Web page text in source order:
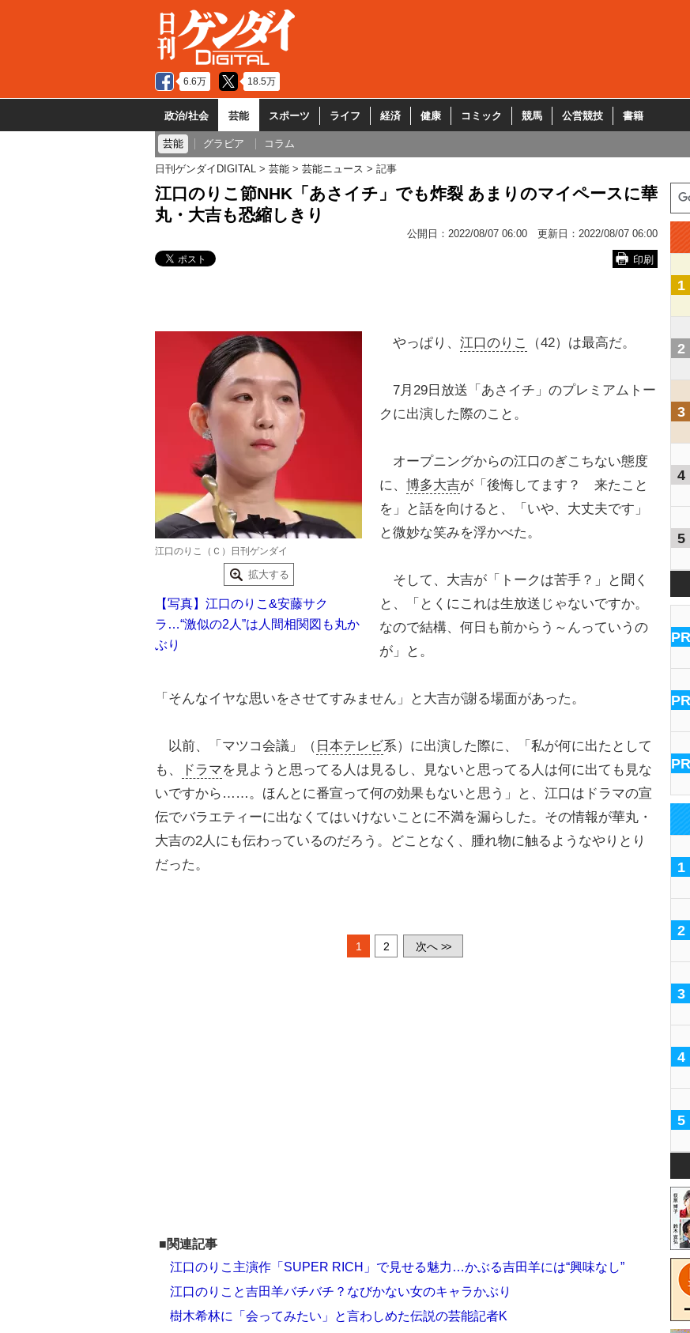
6.6万 18.5万
政治/社会 芸能 スポーツ ライフ 経済 健康 コミック 競馬 公営競技 書籍
芸能 グラビア コラム
日刊ゲンダイDIGITAL 芸能 芸能ニュース 記事
江口のりこ節NHK「あさイチ」でも炸裂 あまりのマイペースに華
丸・大吉も恐縮しきり
公開日： 2022/08/07 06:00 更新日： 2022/08/07 06:00
印刷
江口のりこ（Ｃ）日刊ゲンダイ
拡大する
【写真】江口のりこ&安藤サク
ラ…“激似の2人”は人間相関図も丸か
ぶり
やっぱり、 江口のりこ （42）は最高だ。
7月29日放送「あさイチ」のプレミアムトー
クに出演した際のこと。
オープニングからの江口のぎこちない態度
に、 博多大吉が「後悔してます？ 来たこと
を」と話を向けると、「いや、大丈夫です」
と微妙な笑みを浮かべた。
そして、大吉が「トークは苦手？」と聞く
と、「とくにこれは生放送じゃないですか。
なので結構、何日も前からう～んっていうの
が」と。
「そんなイヤな思いをさせてすみません」と大吉が謝る場面があった。
以前、「マツコ会議」（ 日本テレビ系）に出演した際に、「私が何に出たとして
も、
ドラマを見ようと思ってる人は見るし、見ないと思ってる人は何に出ても見な
いですから……。ほんとに番宣って何の効果もないと思う」と、江口はドラマの宣
伝でバラエティーに出なくてはいけないことに不満を漏らした。その情報が華丸・
大吉の2人にも伝わっているのだろう。どことなく、腫れ物に触るようなやりとり
だった。
1 2 次へ >>
■関連記事
江口のりこ主演作「SUPER RICH」で見せる魅力…かぶる吉田羊には“興味なし”
江口のりこと吉田羊バチバチ？なびかない女のキャラかぶり
樹木希林に「会ってみたい」と言わしめた伝説の芸能記者K
1
2
3
4
5
PR
PR
PR
1
2
3
4
5